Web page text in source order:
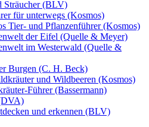
Sträucher (BLV)
für unterwegs (Kosmos)
Tier- und Pflanzenführer (Kosmos)
der Eifel (Quelle & Meyer)
im Westerwald (Quelle &
Burgen (C. H. Beck)
und Wildbeeren (Kosmos)
Führer (Bassermann)
und erkennen (BLV)